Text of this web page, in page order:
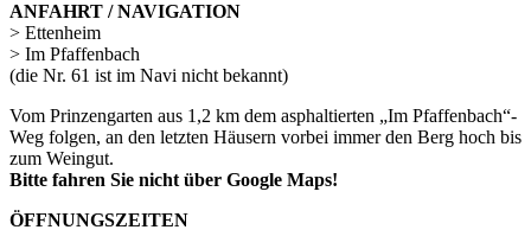
ANFAHRT / NAVIGATION
> Ettenheim
> Im Pfaffenbach
(die Nr. 61 ist im Navi nicht bekannt)
Vom Prinzengarten aus 1,2 km dem asphaltierten „Im Pfaffenbach“-
Weg folgen, an den letzten Häusern vorbei immer den Berg hoch bis
zum Weingut.
Bitte fahren Sie nicht über Google Maps!
ÖFFNUNGSZEITEN